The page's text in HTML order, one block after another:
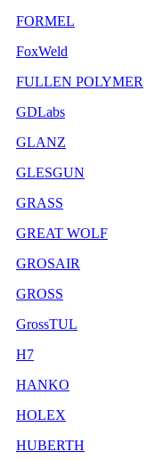
FORMEL
FoxWeld
FULLEN POLYMER
GDLabs
GLANZ
GLESGUN
GRASS
GREAT WOLF
GROSAIR
GROSS
GrossTUL
H7
HANKO
HOLEX
HUBERTH